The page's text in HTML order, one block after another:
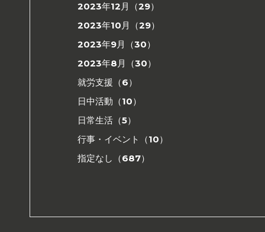
2023年12月（29）
2023年10月（29）
2023年9月（30）
2023年8月（30）
就労支援（6）
日中活動（10）
日常生活（5）
行事・イベント（10）
指定なし（687）